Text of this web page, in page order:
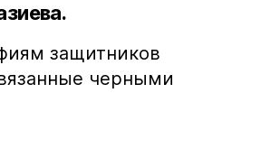
защитников
черными